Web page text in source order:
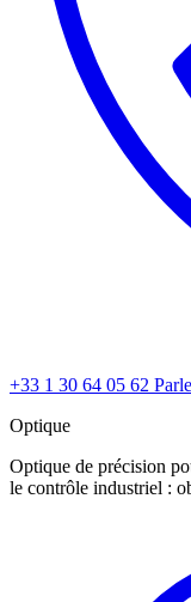
+33 1 30 64 05 62
Optique
Optique de précision
le contrôle industriel :